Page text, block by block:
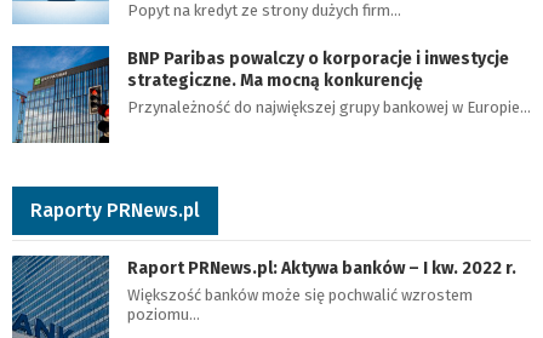
Popyt na kredyt ze strony dużych firm…
BNP Paribas powalczy o korporacje i inwestycje
strategiczne. Ma mocną konkurencję
Przynależność do największej grupy bankowej w Europie…
Raporty PRNews.pl
Raport PRNews.pl: Aktywa banków – I kw. 2022 r.
Większość banków może się pochwalić wzrostem
poziomu…